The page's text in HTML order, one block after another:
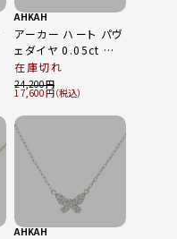
AHKAH
アーカー ハート パヴ
ェダイヤ 0.05ct ネッ
クレス ペンダント ジ
ュエリー K18
750YG ゴールド
1.2g
在庫切れ
24,200
17,600
AHKAH